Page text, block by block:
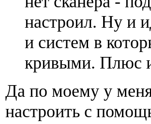
настроил. Ну и
и систем в
кривыми. Плюс
Да по моему у
настроить с